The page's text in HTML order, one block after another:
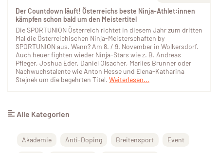
Der Countdown läuft! Österreichs beste Ninja-Athlet:innen
kämpfen schon bald um den Meistertitel
Die SPORTUNION Österreich richtet in diesem Jahr zum dritten
Mal die Österreichischen Ninja-Meisterschaften by
SPORTUNION aus. Wann? Am 8. / 9. November in Wolkersdorf.
Auch heuer fighten wieder Ninja-Stars wie z. B. Andreas
Pfleger, Joshua Eder, Daniel Olsacher, Marlies Brunner oder
Nachwuchstalente wie Anton Hesse und Elena-Katharina
Stejnek um die begehrten Titel. Weiterlesen...
Alle Kategorien
Akademie Anti-Doping Breitensport Event